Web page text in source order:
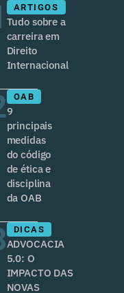
ARTIGOS
Tudo sobre a
carreira em
Direito
Internacional
OAB
9
principais
medidas
do código
de ética e
disciplina
da OAB
DICAS
ADVOCACIA
5.0: O
IMPACTO DAS
NOVAS